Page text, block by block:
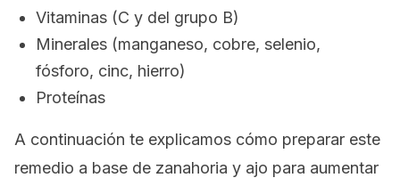
Vitaminas (C y del grupo B)
Minerales (manganeso, cobre, selenio,
fósforo, cinc, hierro)
Proteínas
A continuación te explicamos cómo preparar este
remedio a base de zanahoria y ajo para aumentar